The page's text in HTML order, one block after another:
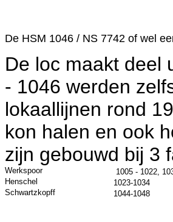
De HSM 1046 / NS 7742 of wel
De loc maakt deel
- 1046 werden
lokaallijnen rond
kon halen en ook
zijn gebouwd bij 3
Werkspoor
1005 - 1022,
Henschel
1023-1034
Schwartzkopff
1044-1048